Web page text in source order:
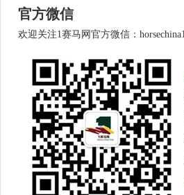
官方微信
欢迎关注1赛马网官方微信：